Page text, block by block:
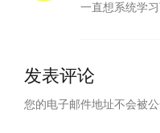
一直想系统学
发表评论
您的电子邮件地址不会被公